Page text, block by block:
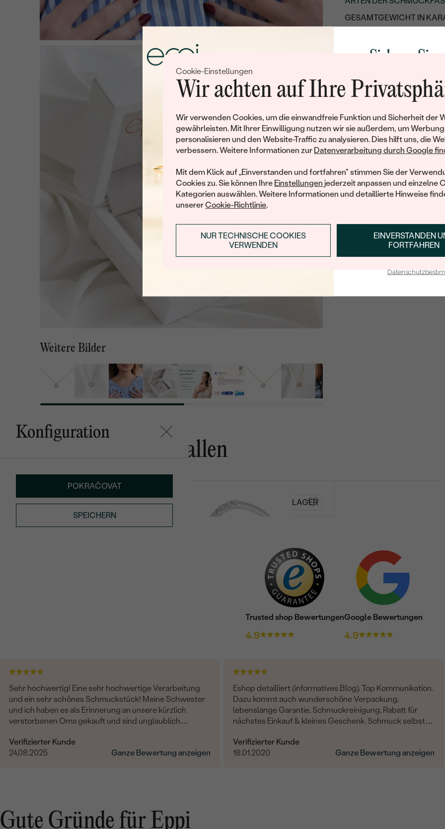
Cookie-Einstellungen
Wir achten auf Ihre
Wir verwenden Cookies, um die einwandfreie Funktion und Sicherheit der
gewährleisten. Mit Ihrer Einwilligung nutzen wir sie außerdem, um Werbung
personalisieren und den Website-Traffic zu analysieren. Dies hilft uns, die
verbessern. Weitere Informationen zur Datenverarbeitung durch Google
Mit dem Klick auf „Einverstanden und fortfahren" stimmen Sie der
Cookies zu. Sie können Ihre Einstellungen jederzeit anpassen und einzelne
Kategorien auswählen. Weitere Informationen und detaillierte Hinweise
unsererCookie-Richtlinie.
EINVERSTANDEN
FORTFAHREN
NUR TECHNISCHE COOKIES
VERWENDEN
Weitere Bilder
GESAMTGEWICHT IN
RHODIUM:
Kettendetails
LÄNGE:
TYP:
TYP:
ANZAHL:
ABMESSUNGEN:
Konfiguration
POKRAČOVAT
SPEICHERN
Das könnte Ihnen gefallen
von € 2 479 AUF LAGER
Trusted shop Bewertungen
4.9
Google Bewertungen
4.9
Sehr hochwertig! Eine sehr hochwertige Verarbeitung
und ein sehr schönes Schmuckstück! Meine Schwester
und ich haben es als Erinnerung an unsere kürzlich
verstorbenen Oma gekauft und sind unglaublich
Eine absolute Empfehlung!
Verifizierter Kunde
24.08.2025
Ganze Bewertung anzeigen
Eshop detailliert (informatives Blog). Top Kommunikation.
Dazu kommt auch wunderschöne Verpackung,
lebenslange Garantie, Schmuckreinigung, Rabatt für
nächstes Einkauf & kleines Geschenk. Schmuck selbst -
Verifizierter Kunde
18.01.2020
Ganze Bewertung anzeigen
Gute Gründe für Eppi
Sichern Sie
Rabatt auf
Werden Sie Teil
und entdecken Sie die
gefertigten Schmucks
Ihren ersten
ANMELDEN &
E-Mail-Adresse je bei uns in